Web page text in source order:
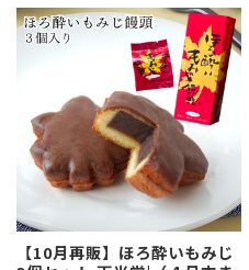
【10月再販】ほろ酔いもみじ